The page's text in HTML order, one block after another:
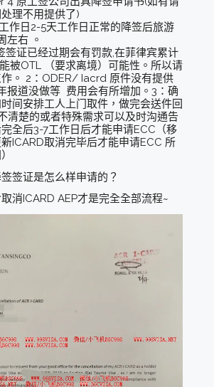
理不用提供了)
作日2-5天工作日正常的降签后旅游
左右 。
签证已经过期会有罚款,在菲律宾累计
被OTL （要求离境）可能性。所以请
。 2：ODER/ Iacrd 原件没有提供
报道没做等 费用会有所增加。3：确
间安排工人上门取件，做完会送件回
清楚的或者特殊需求可以及时沟通告
全后3-7工作日后才能申请ECC（移
ICARD取消完毕后才能申请ECC 所
签证是怎么样申请的？
消ICARD AEP才是完全全部流程~